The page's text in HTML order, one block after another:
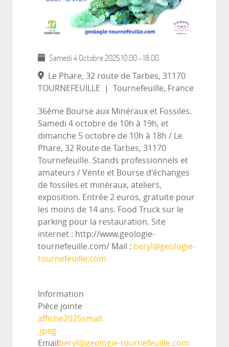
Samedi 4 Octobre 202510:00 -18:00
Le Phare, 32 route de Tarbes, 31170
TOURNEFEUILLE
| Tournefeuille, France
36ème Bourse aux Minéraux et Fossiles.
Samedi 4 octobre de 10h à 19h, et
dimanche 5 octobre de 10h à 18h / Le
Phare, 32 Route de Tarbes, 31170
Tournefeuille. Stands professionnels et
amateurs / Vente et Bourse d'échanges
de fossiles et minéraux, ateliers,
exposition. Entrée 2 euros, gratuite pour
les moins de 14 ans. Food Truck sur le
parking pour la restauration. Site
internet : http://www.geologie-
tournefeuille.com/ Mail : beryl@geologie-
tournefeuille.com
Information
Pièce jointe
affiche2025small
.jpeg
Emailberyl@geologie-tournefeuille.com